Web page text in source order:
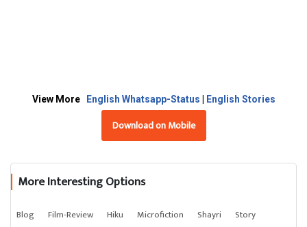
View More English Whatsapp-Status English Stories
Download on Mobile
More Interesting Options
Blog Film-Review Hiku Microfiction Shayri
Story